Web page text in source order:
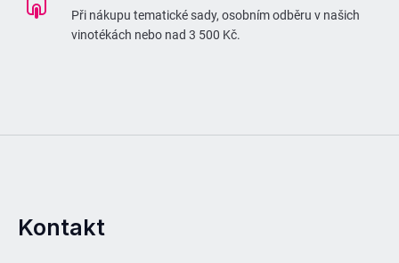
Při nákupu tematické sady, osobním odběru v našich
vinotékách nebo nad 3 500 Kč.
Kontakt